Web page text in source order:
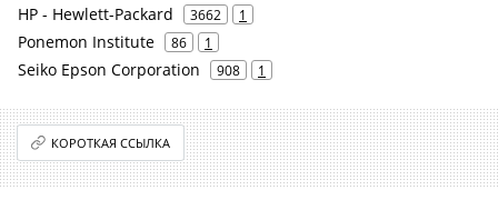
HP - Hewlett-Packard 3662 1
Ponemon Institute 86 1
Seiko Epson Corporation 908 1
КОРОТКАЯ ССЫЛКА